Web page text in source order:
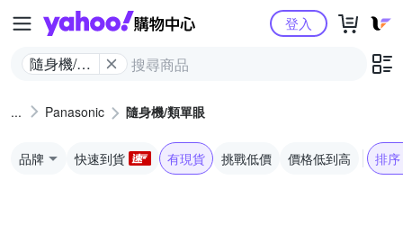
Yahoo購物中心
隨身機/類
登入
Panasonic 隨身機/類單眼
品牌 快速到貨 有現貨 挑戰低價 價格低到高 排序